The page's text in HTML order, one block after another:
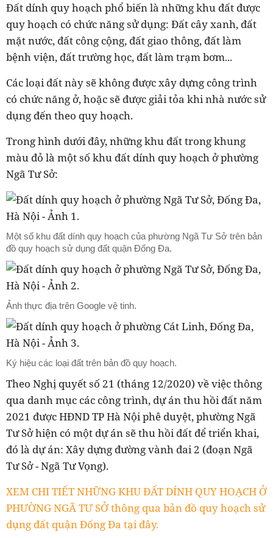
Đất dính quy hoạch phổ biến là những khu đất được
quy hoạch có chức năng sử dụng: Đất cây xanh, đất
mặt nước, đất công cộng, đất giao thông, đất làm
bệnh viện, đất trường học, đất làm trạm bơm...
Các loại đất này sẽ không được xây dựng công trình
có chức năng ở, hoặc sẽ được giải tỏa khi nhà nước sử
dụng đến theo quy hoạch.
Trong hình dưới đây, những khu đất trong khung
màu đỏ là một số khu đất dính quy hoạch ở phường
Ngã Tư Sở:
Một số khu đất dính quy hoạch của phường Ngã Tư Sở trên bản
đồ quy hoạch sử dụng đất quận Đống Đa.
Ảnh thực địa trên Google vệ tinh.
Ký hiệu các loại đất trên bản đồ quy hoạch.
Theo Nghị quyết số 21 (tháng 12/2020) về việc thông
qua danh mục các công trình, dự án thu hồi đất năm
2021 được HĐND TP Hà Nội phê duyệt, phường Ngã
Tư Sở hiện có một dự án sẽ thu hồi đất để triển khai,
đó là dự án: Xây dựng đường vành đai 2 (đoạn Ngã
Tư Sở - Ngã Tư Vọng).
XEM CHI TIẾT NHỮNG KHU ĐẤT DÍNH QUY HOẠCH Ở
PHƯỜNG NGÃ TƯ SỞ thông qua bản đồ quy hoạch sử
dụng đất quận Đống Đa tại đây.